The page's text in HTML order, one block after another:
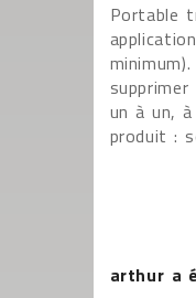
Portable
un à un,
produit :
arthur a